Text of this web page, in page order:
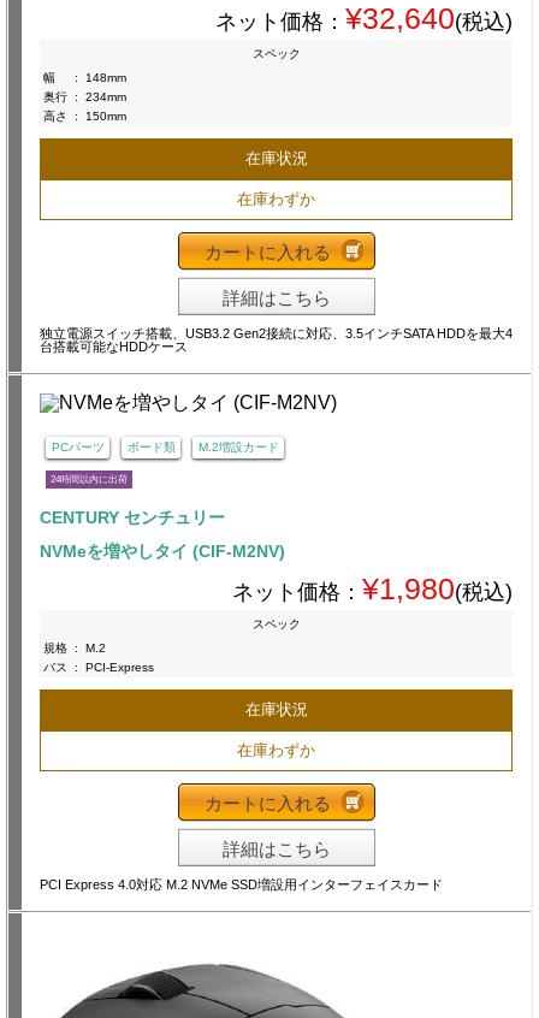
ネット価格： ¥32,640(税込)
スペック
幅
:
148mm
奥行 :
234mm
高さ
: 150mm
在庫状況
在庫わずか
カートに入れる
詳細はこちら
独立電源スイッチ搭載、USB3.2 Gen2接続に対応、3.5インチSATA HDDを最大4
台搭載可能なHDDケース
PCパーツ ボード類 M.2増設カード
24時間以内に出荷
CENTURY センチュリー
NVMeを増やしタイ (CIF-M2NV)
ネット価格： ¥1,980(税込)
スペック
規格 :
M.2
バス
: PCI-Express
在庫状況
在庫わずか
カートに入れる
詳細はこちら
PCI Express 4.0対応 M.2 NVMe SSD増設用インターフェイスカード